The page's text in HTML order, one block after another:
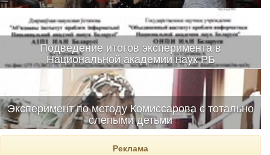
Подведение итогов эксперимента в
Национальной академии наук РБ
Эксперимент по методу Комиссарова с тотально
слепыми детьми
Реклама